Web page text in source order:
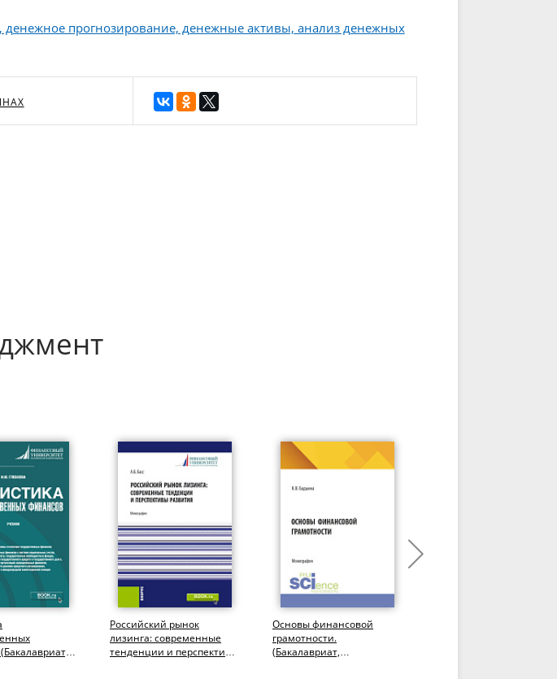
денежное прогнозирование, денежные активы, анализ денежных
Российский рынок
лизинга: современные
тенденции и перспективы
Основы финансовой
грамотности.
(Бакалавриат,